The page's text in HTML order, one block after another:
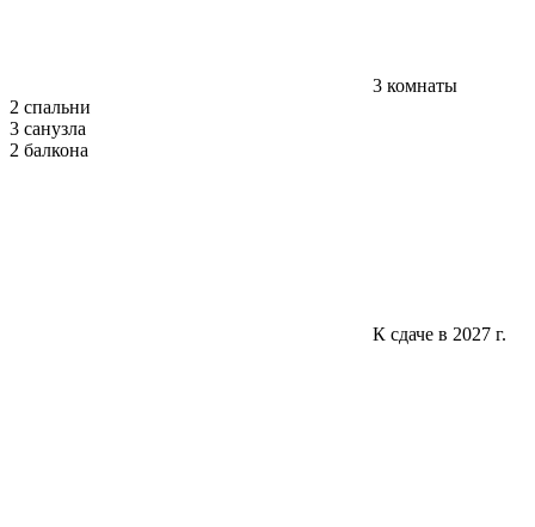
3 комнаты
2 спальни
3 санузла
2 балкона
К сдаче в 2027 г.